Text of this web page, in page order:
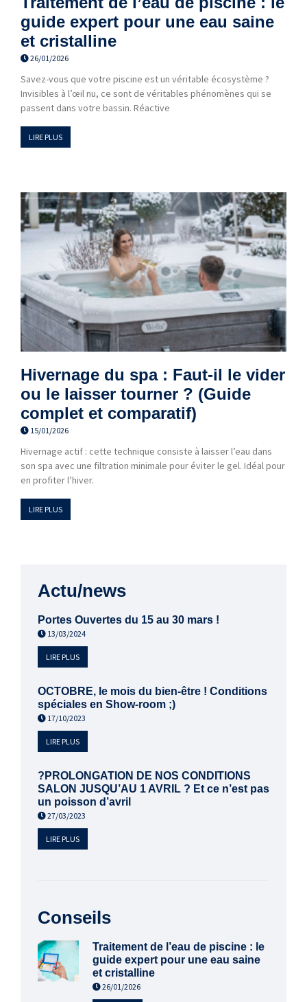
guide expert pour une eau saine
et cristalline
26/01/2026
Savez-vous que votre piscine est un véritable écosystème ?
Invisibles à l’œil nu, ce sont de véritables phénomènes qui se
passent dans votre bassin. Réactive
LIRE PLUS
Hivernage du spa : Faut-il le vider
ou le laisser tourner ? (Guide
complet et comparatif)
15/01/2026
Hivernage actif : cette technique consiste à laisser l’eau dans
son spa avec une filtration minimale pour éviter le gel. Idéal pour
en profiter l’hiver.
LIRE PLUS
Actu/news
Portes Ouvertes du 15 au 30 mars !
13/03/2024
LIRE PLUS
OCTOBRE, le mois du bien-être ! Conditions
spéciales en Show-room ;)
17/10/2023
LIRE PLUS
?PROLONGATION DE NOS CONDITIONS
SALON JUSQU’AU 1 AVRIL ? Et ce n’est pas
un poisson d’avril
27/03/2023
LIRE PLUS
Conseils
Traitement de l’eau de piscine : le
guide expert pour une eau saine
et cristalline
26/01/2026